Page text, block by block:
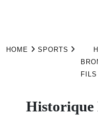
HOME SPORTS
Historique